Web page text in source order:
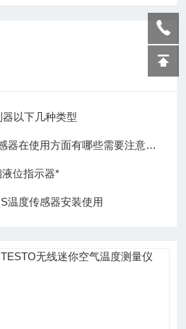
以下几种类型
在使用方面有哪些需要注意的呢？
位指示器*
温度传感器安装使用